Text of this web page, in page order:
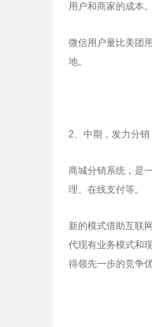
用户和商家的成本
微信用户量比美团
地。
2、中期，发力分销
商城分销系统，是
理、在线支付等。
新的模式借助互联
代现有业务模式和
得领先一步的竞争优